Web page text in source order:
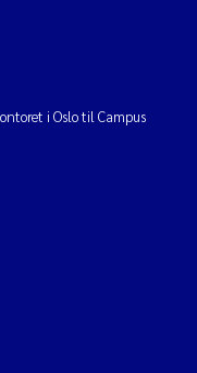
i Oslo til Campus